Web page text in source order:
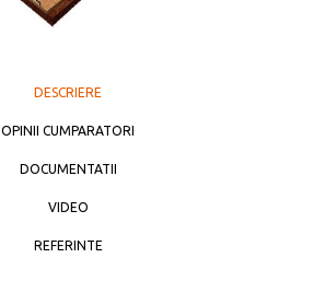
DESCRIERE
OPINII CUMPARATORI
DOCUMENTATII
VIDEO
REFERINTE